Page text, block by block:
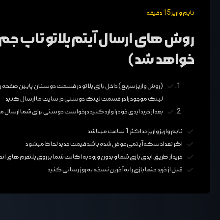
تایم واریز 15 دقیقه
روش های ارسال آیتم پلاتو تاپ
خواهد شد)
لینک موجود را در قسمت لینک دوستی در سایت ما ارسال کنید
بعد از خرید ایدی خود را وارد کنید درخواست دوستی برای شما
تایم واریز واریز حداکثر 1 ساعت میباشد
اگر تعداد سکه آیتمی عوض شده باشد قیمت جدید لحاظ میشود
خرید از طریق ایدی بازی شما و بدون ورود به اکانت شما بر روی پلتفرم های
قبل از خرید حتما بازی را به آخرین نسخه به روز رسانی کنید